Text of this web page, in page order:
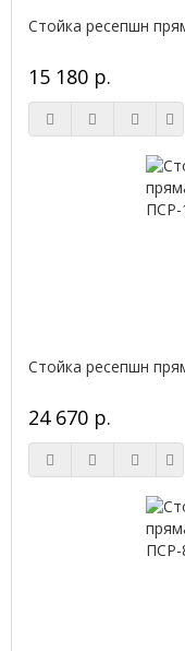
Стойка ресепшн
15 180 р.
Стойка ресепшн
24 670 р.